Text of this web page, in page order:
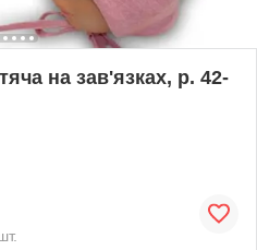
на зав'язках, р. 42-